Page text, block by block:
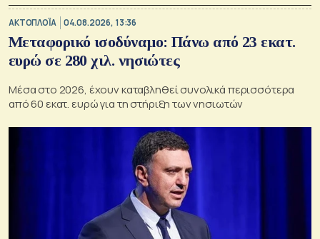
ΑΚΤΟΠΛΟΪΑ 04.08.2026, 13:36
Μεταφορικό ισοδύναμο: Πάνω από 23 εκατ.
ευρώ σε 280 χιλ. νησιώτες
Μέσα στο 2026, έχουν καταβληθεί συνολικά περισσότερα
από 60 εκατ. ευρώ για τη στήριξη των νησιωτών